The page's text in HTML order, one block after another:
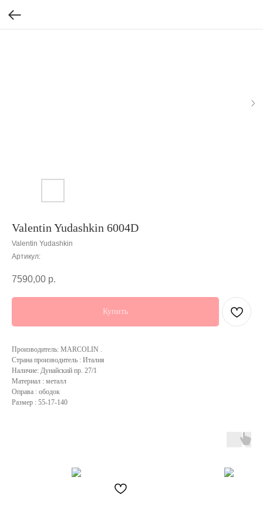
Valentin Yudashkin 6004D
Valentin Yudashkin
Артикул:
7590,00 р.
Купить
Производитель: MARCOLIN .
Страна производитель : Италия
Наличие: Дунайский пр. 27/1
Материал : металл
Оправа : ободок
Размер : 55-17-140